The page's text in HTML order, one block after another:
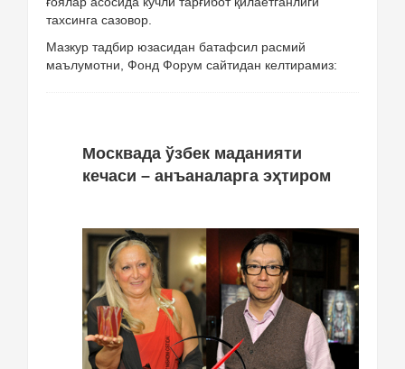
тахсинга сазовор.
Мазкур тадбир юзасидан батафсил расмий
маълумотни, Фонд Форум сайтидан келтирамиз:
Москвада ўзбек маданияти
кечаси – анъаналарга эҳтиром